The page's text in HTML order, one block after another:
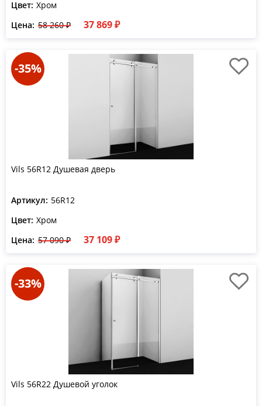
Цвет: Хром
Цена: 58 260 ₽ 37 869 ₽
-35%
Vils 56R12 Душевая дверь
Артикул: 56R12
Цвет: Хром
Цена: 57 090 ₽ 37 109 ₽
-33%
Vils 56R22 Душевой уголок